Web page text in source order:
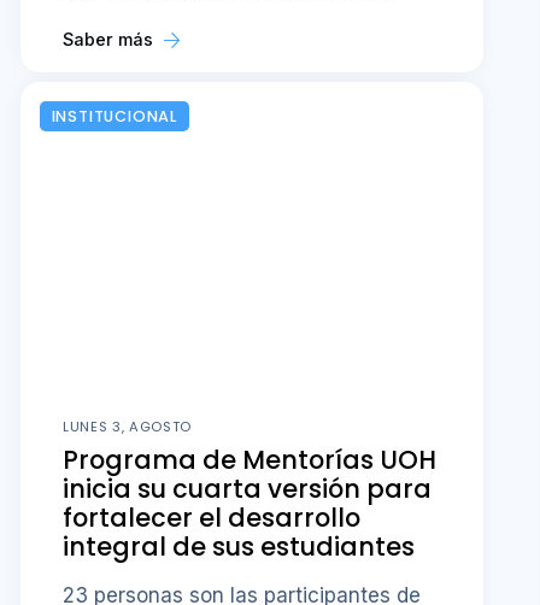
Saber más
INSTITUCIONAL
LUNES 3, AGOSTO
Programa de Mentorías UOH
inicia su cuarta versión para
fortalecer el desarrollo
integral de sus estudiantes
23 personas son las participantes de